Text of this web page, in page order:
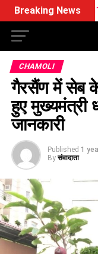
Breaking News
Dream11
CHAMOLI
गैरसैंण में सेब के
हुए मुख्यमंत्री
जानकारी
Published 1
By संवादाता